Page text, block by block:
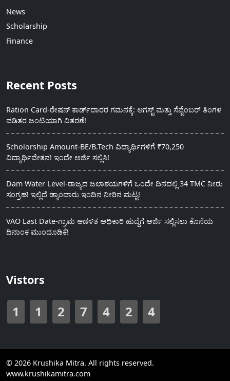
News
Scholarship
Finance
Recent Posts
Ration Card-ರೇಷನ್ ಕಾರ್ಡ್‍ದಾರರ ಗಮನಕ್ಕೆ: ಆಗಸ್ಟ್ ಮತ್ತು ಸೆಪ್ಟೆಂಬರ್ ತಿಂಗಳ
ಪಡಿತರ ಜಂಟಿಯಾಗಿ ವಿತರಣೆ!
Scholorship Amount-BE/B.Tech ವಿದ್ಯಾರ್ಥಿಗಳಿಗೆ ₹70,250
ವಿದ್ಯಾರ್ಥಿವೇತನ! ಇಂದೇ ಅರ್ಜಿ ಸಲ್ಲಿಸಿ!
Dam Water Level-ರಾಜ್ಯದ ಜಲಾಶಯಗಳಿಗೆ ಒಂದೇ ದಿನದಲ್ಲಿ 34 TMC ನೀರು
ಸಂಗ್ರಹ! ಇಲ್ಲಿದೆ ಡ್ಯಾಂವಾರು ಇಂದಿನ ನೀರಿನ ಮಟ್ಟ!
VAO Last Date-ಗ್ರಾಮ ಆಡಳಿತ ಅಧಿಕಾರಿ ಹುದ್ದೆಗೆ ಅರ್ಜಿ ಸಲ್ಲಿಸಲು ಕೊನೆಯ
ದಿನಾಂಕ ಮುಂದೂಡಿಕೆ!
Vistors
1 1 2 7 4 2 4
© 2026 Krushika Mitra. All rights reserved.
www.krushikamitra.com